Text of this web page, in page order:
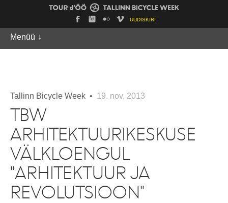
UUDISKIRI
Menüü ↓
Tallinn Bicycle Week • 19. nov, 2013
TBW
ARHITEKTUURIKESKUSE
VÄLKLOENGUL
"ARHITEKTUUR JA
REVOLUTSIOON"